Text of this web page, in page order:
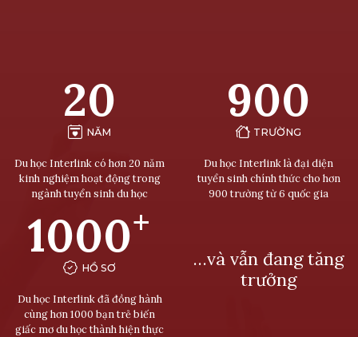
20
NĂM
Du học Interlink có hơn 20 năm
kinh nghiệm hoạt động trong
ngành tuyển sinh du học
900
TRƯỜNG
Du học Interlink là đại diện
tuyển sinh chính thức cho hơn
900 trường từ 6 quốc gia
1000+
HỒ SƠ
Du học Interlink đã đồng hành
cùng hơn 1000 bạn trẻ biến
giấc mơ du học thành hiện thực
…và vẫn đang tăng
trưởng